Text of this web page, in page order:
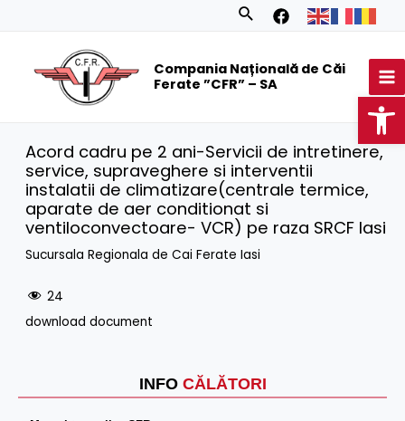
Search
Compania Națională de Căi
Ferate ”CFR” – SA
INFO CĂLĂTORI
Acord cadru pe 2 ani-Servicii de intretinere,
service, supraveghere si interventii
instalatii de climatizare(centrale termice,
aparate de aer conditionat si
ventiloconvectoare- VCR) pe raza SRCF Iasi
Sucursala Regionala de Cai Ferate Iasi
24
download document